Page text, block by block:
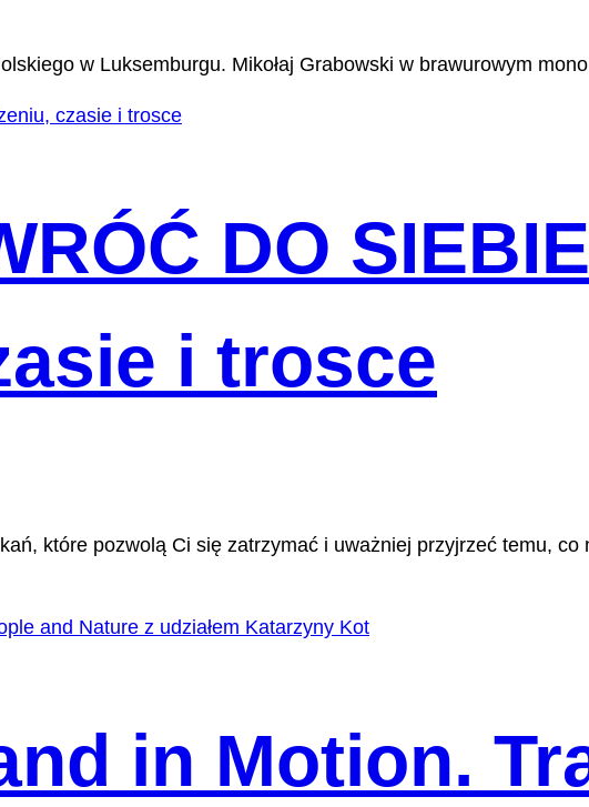
w Luksemburgu. Mikołaj Grabowski w brawurowym
DO
i trosce
które pozwolą Ci się zatrzymać i uważniej przyjrzeć temu,
in Motion.